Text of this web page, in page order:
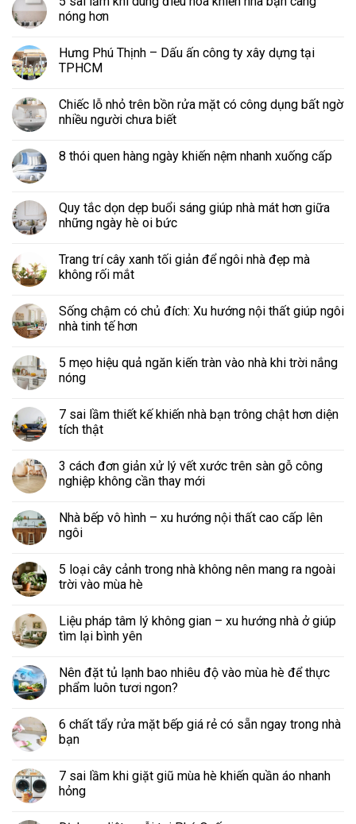
nóng hơn
Hưng Phú Thịnh – Dấu ấn công ty xây dựng tại
TPHCM
Chiếc lỗ nhỏ trên bồn rửa mặt có công dụng bất ngờ
nhiều người chưa biết
8 thói quen hàng ngày khiến nệm nhanh xuống cấp
Quy tắc dọn dẹp buổi sáng giúp nhà mát hơn giữa
những ngày hè oi bức
Trang trí cây xanh tối giản để ngôi nhà đẹp mà
không rối mắt
Sống chậm có chủ đích: Xu hướng nội thất giúp ngôi
nhà tinh tế hơn
5 mẹo hiệu quả ngăn kiến tràn vào nhà khi trời nắng
nóng
7 sai lầm thiết kế khiến nhà bạn trông chật hơn diện
tích thật
3 cách đơn giản xử lý vết xước trên sàn gỗ công
nghiệp không cần thay mới
Nhà bếp vô hình – xu hướng nội thất cao cấp lên
ngôi
5 loại cây cảnh trong nhà không nên mang ra ngoài
trời vào mùa hè
Liệu pháp tâm lý không gian – xu hướng nhà ở giúp
tìm lại bình yên
Nên đặt tủ lạnh bao nhiêu độ vào mùa hè để thực
phẩm luôn tươi ngon?
6 chất tẩy rửa mặt bếp giá rẻ có sẵn ngay trong nhà
bạn
7 sai lầm khi giặt giũ mùa hè khiến quần áo nhanh
hỏng